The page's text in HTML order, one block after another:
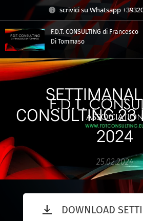
scrivici su Whatsapp
F.D.T. CONSULTING di Francesco
Di Tommaso
CONSULTING 23
2024
25.02.2024
DOWNLOAD